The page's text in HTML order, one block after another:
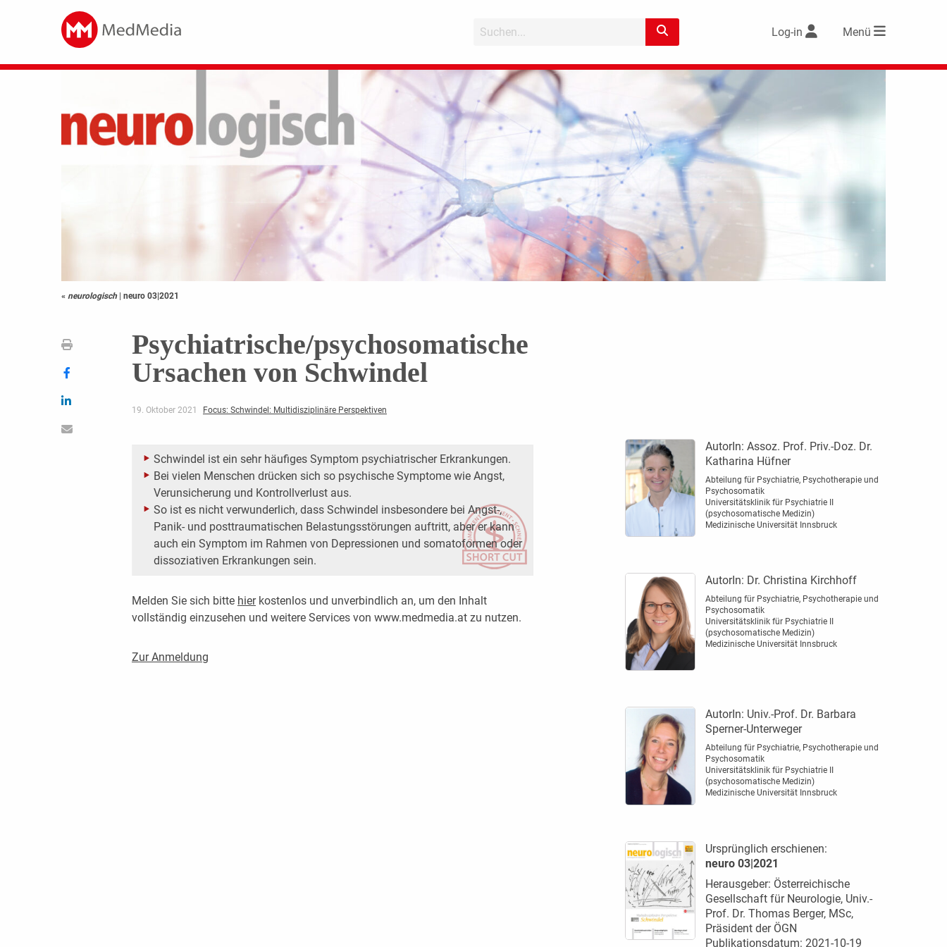
Log-in Menü
« neurologisch | neuro 03|2021
Psychiatrische/psychosomatische
Ursachen von Schwindel
19. Oktober 2021 Focus: Schwindel: Multidisziplinäre Perspektiven
Schwindel ist ein sehr häufiges Symptom psychiatrischer Erkrankungen.
Bei vielen Menschen drücken sich so psychische Symptome wie Angst,
Verunsicherung und Kontrollverlust aus.
So ist es nicht verwunderlich, dass Schwindel insbesondere bei Angst-,
Panik- und posttraumatischen Belastungsstörungen auftritt, aber er kann
auch ein Symptom im Rahmen von Depressionen und somatoformen oder
dissoziativen Erkrankungen sein.
Melden Sie sich bitte hierkostenlos und unverbindlich an, um den Inhalt
vollständig einzusehen und weitere Services von www.medmedia.at zu nutzen.
Zur Anmeldung
AutorIn: Assoz. Prof. Priv.-Doz. Dr.
Katharina Hüfner
Abteilung für Psychiatrie, Psychotherapie und
Psychosomatik
Universitätsklinik für Psychiatrie II
(psychosomatische Medizin)
Medizinische Universität Innsbruck
AutorIn: Dr. Christina Kirchhoff
Abteilung für Psychiatrie, Psychotherapie und
Psychosomatik
Universitätsklinik für Psychiatrie II
(psychosomatische Medizin)
Medizinische Universität Innsbruck
AutorIn: Univ.-Prof. Dr. Barbara
Sperner-Unterweger
Abteilung für Psychiatrie, Psychotherapie und
Psychosomatik
Universitätsklinik für Psychiatrie II
(psychosomatische Medizin)
Medizinische Universität Innsbruck
Ursprünglich erschienen:
neuro 03|2021
Herausgeber: Österreichische
Gesellschaft für Neurologie, Univ.-
Prof. Dr. Thomas Berger, MSc,
Präsident der ÖGN
Publikationsdatum: 2021-10-19